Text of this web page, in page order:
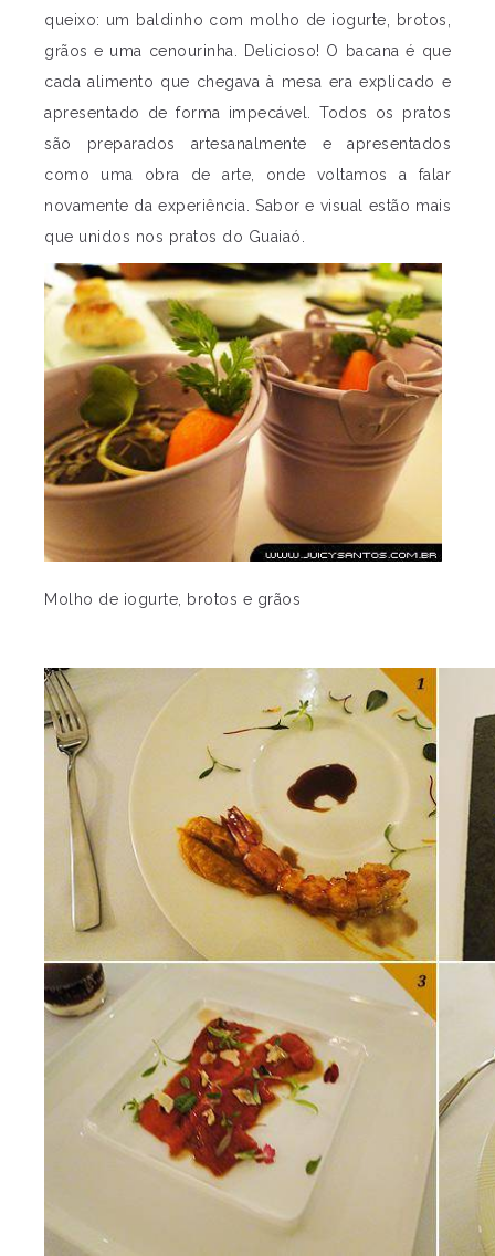
queixo: um baldinho com molho de iogurte, brotos,
grãos e uma cenourinha. Delicioso! O bacana é que
cada alimento que chegava à mesa era explicado e
apresentado de forma impecável. Todos os pratos
são preparados artesanalmente e apresentados
como uma obra de arte, onde voltamos a falar
novamente da experiência. Sabor e visual estão mais
que unidos nos pratos do Guaiaó.
Molho de iogurte, brotos e grãos